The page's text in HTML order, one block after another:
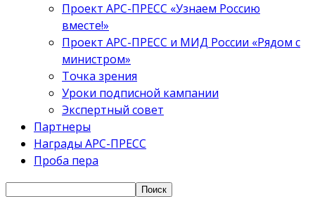
Проект АРС-ПРЕСС «Узнаем Россию
вместе!»
Проект АРС-ПРЕСС и МИД России «Рядом с
министром»
Точка зрения
Уроки подписной кампании
Экспертный совет
Партнеры
Награды АРС-ПРЕСС
Проба пера